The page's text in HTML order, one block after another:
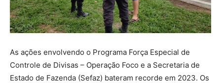
As ações envolvendo o Programa Força Especial de
Controle de Divisas – Operação Foco e a Secretaria de
Estado de Fazenda (Sefaz) bateram recorde em 2023. Os